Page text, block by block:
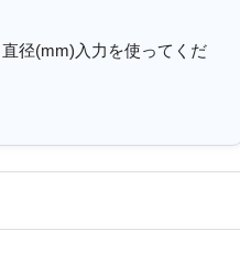
径(mm)入力を使ってくだ